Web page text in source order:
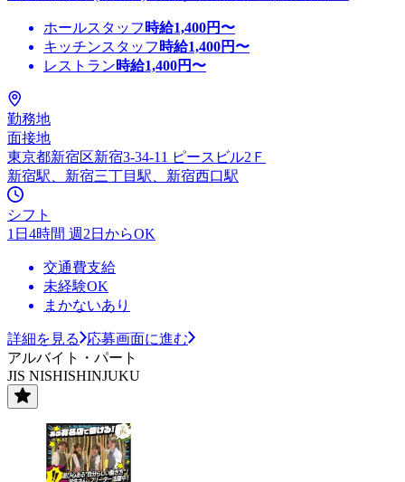
ホールスタッフ 時給1,400円〜
キッチンスタッフ 時給1,400円〜
レストラン時給1,400円〜
勤務地
面接地
東京都新宿区新宿3-34-11 ピースビル2Ｆ
新宿駅、新宿三丁目駅、新宿西口駅
シフト
1日4時間 週2日からOK
交通費支給
未経験OK
まかないあり
詳細を見る
応募画面に進む
アルバイト・パート
JIS NISHISHINJUKU